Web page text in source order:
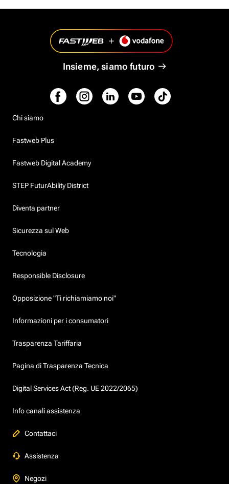
Insieme, siamo futuro
Chi siamo
Fastweb Plus
Fastweb Digital Academy
STEP FuturAbility District
Diventa partner
Sicurezza sul Web
Tecnologia
Responsible Disclosure
Opposizione "Ti richiamiamo noi"
Informazioni per i consumatori
Trasparenza Tariffaria
Pagina di Trasparenza Tecnica
Digital Services Act (Reg. UE 2022/2065)
Info canali assistenza
Contattaci
Assistenza
Negozi